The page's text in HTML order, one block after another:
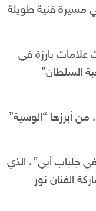
مسيرة فنية طويلة
علامات بارزة في
السلطان”
أبرزها “الوسية”
جلباب أبي”، الذي
الفنان نور